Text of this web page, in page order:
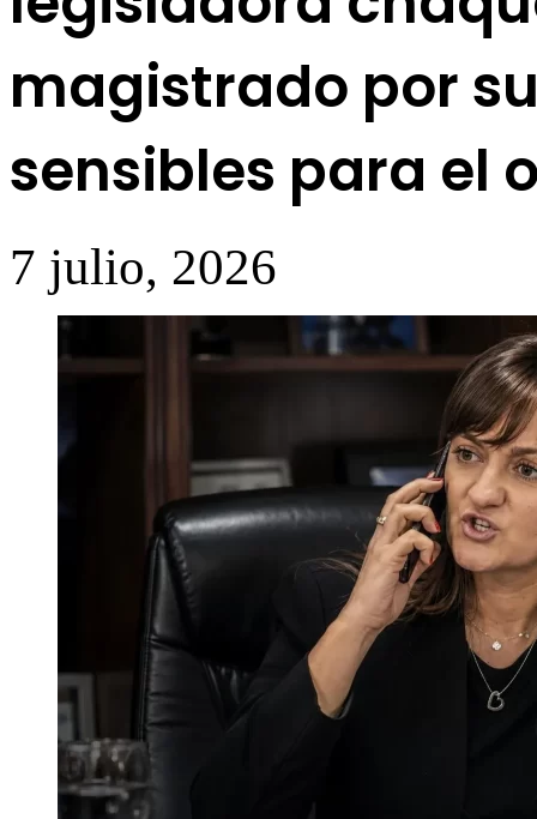
magistrado por
sensibles para el
7 julio, 2026